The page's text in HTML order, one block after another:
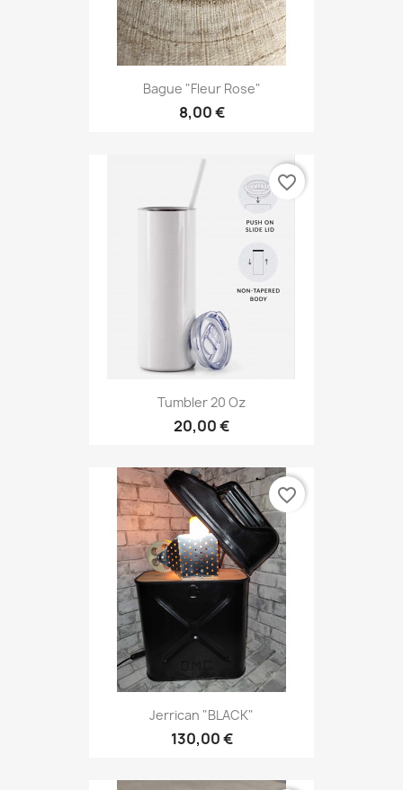
Bague "Fleur Rose"
8,00 €
Tumbler 20 Oz
20,00 €
favorite_border
Jerrican "BLACK"
130,00 €
favorite_border